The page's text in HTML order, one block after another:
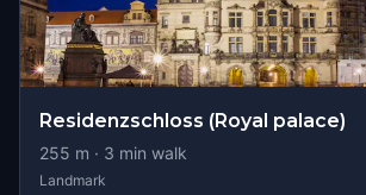
Residenzschloss (Royal palace)
255 m · 3 min walk
Landmark